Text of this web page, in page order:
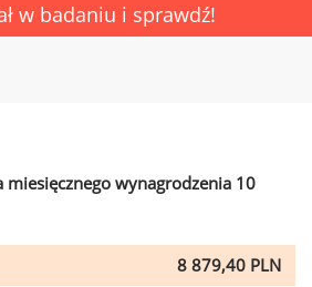
w badaniu i sprawdź!
miesięcznego wynagrodzenia 10
8 879,40 PLN